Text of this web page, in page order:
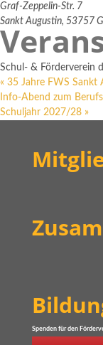
Graf-Zeppelin-Str. 7
Sankt Augustin, 53757
Schul- & Förderverein
« 35 Jahre FWS Sankt
Info-Abend zum
Schuljahr 2027/28 »
Spenden für den